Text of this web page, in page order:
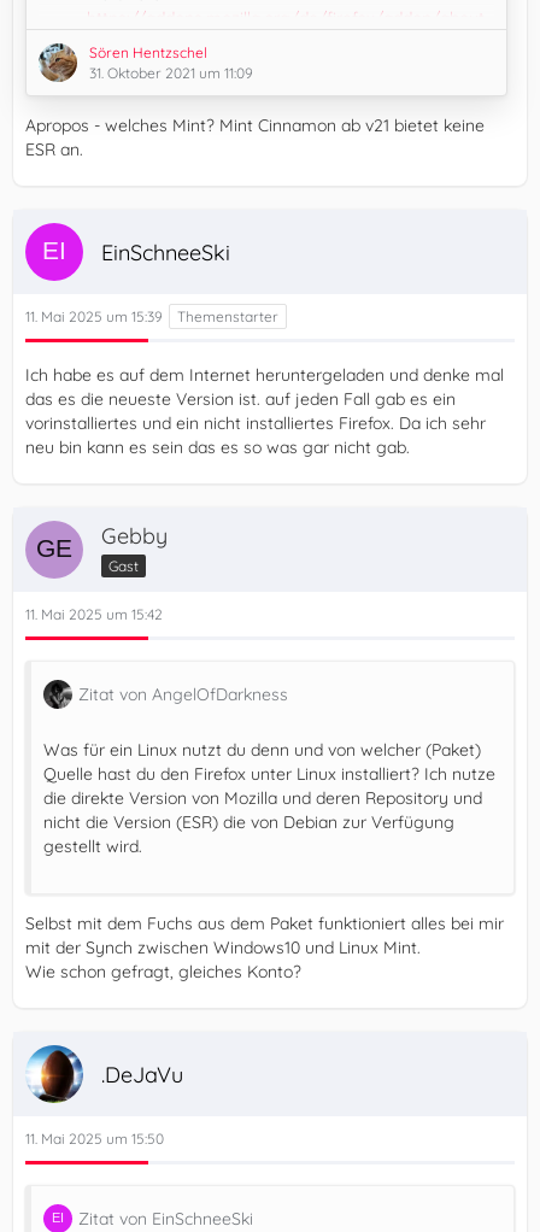
https://addons.mozilla.org/de/firefox/addon/about-
sync/
Rufe in Firefox about:sync auf
Klicke im Bereich "Bookmarks" auf "Engine Actions"
Klicke auf "Reset bookmarks"
Die nächsten Tage Beobachten, ob es jetzt besser
Selbstverständlich sei vorher zu einer Sicherung der…
Sören Hentzschel
31. Oktober 2021 um 11:09
Apropos - welches Mint? Mint Cinnamon ab v21 bietet keine
ESR an.
EinSchneeSki
11. Mai 2025 um 15:39
Ich habe es auf dem Internet heruntergeladen und denke mal
das es die neueste Version ist. auf jeden Fall gab es ein
vorinstalliertes und ein nicht installiertes Firefox. Da ich sehr
neu bin kann es sein das es so was gar nicht gab.
Gebby
Gast
11. Mai 2025 um 15:42
Zitat von AngelOfDarkness
Was für ein Linux nutzt du denn und von welcher (Paket)
Quelle hast du den Firefox unter Linux installiert? Ich nutze
die direkte Version von Mozilla und deren Repository und
nicht die Version (ESR) die von Debian zur Verfügung
gestellt wird.
Selbst mit dem Fuchs aus dem Paket funktioniert alles bei mir
mit der Synch zwischen Windows10 und Linux Mint.
Wie schon gefragt, gleiches Konto?
.DeJaVu
11. Mai 2025 um 15:50
Zitat von EinSchneeSki